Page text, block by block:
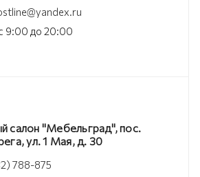
9:00 до 20:00
салон "Мебельград", пос.
ул. 1 Мая, д. 30
788-875